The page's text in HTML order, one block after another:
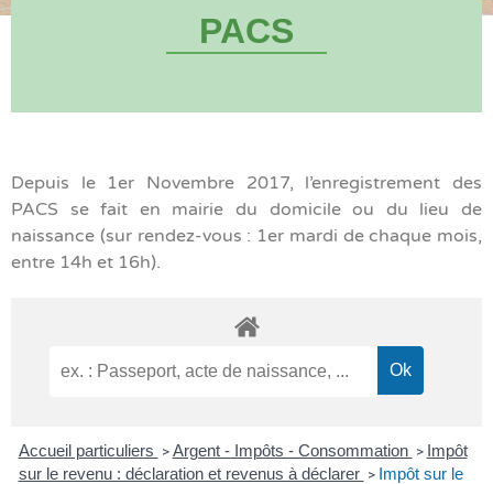
PACS
Depuis le 1er Novembre 2017, l’enregistrement des
PACS se fait en mairie du domicile ou du lieu de
naissance (sur rendez-vous : 1er mardi de chaque mois,
entre 14h et 16h).
Accueil particuliers > Argent - Impôts - Consommation > Impôt
sur le revenu : déclaration et revenus à déclarer > Impôt sur le